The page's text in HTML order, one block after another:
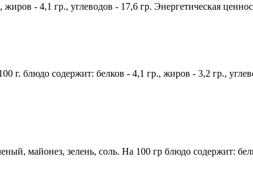
- 4,1 гр., углеводов - 17,6 гр. Энергетическая
г. блюдо содержит: белков - 4,1 гр., жиров - 3,2 гр.,
майонез, зелень, соль. На 100 гр блюдо содержит: